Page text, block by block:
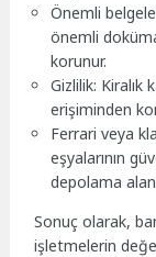
Önemli
önemli
korunur.
Gizlilik: Kiralık
erişiminden
Ferrari veya
eşyalarının
depolama
Sonuç olarak,
işletmelerin